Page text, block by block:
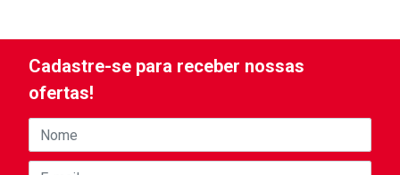
Cadastre-se para receber nossas
ofertas!